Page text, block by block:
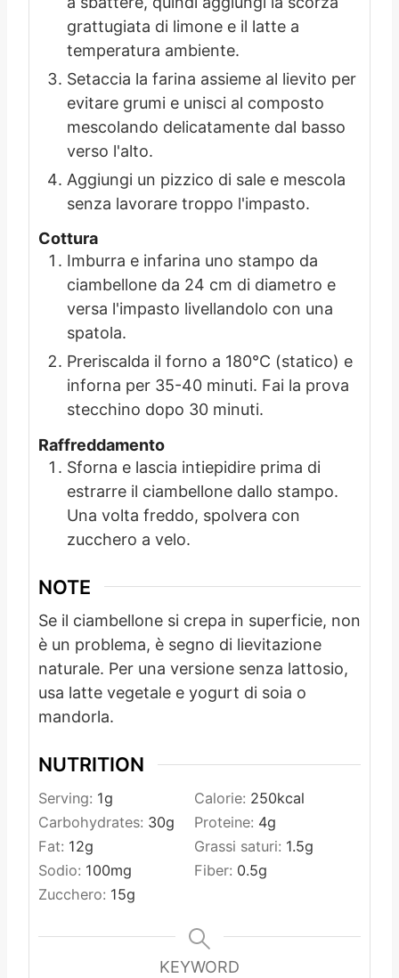
grattugiata di limone e il latte a
temperatura ambiente.
Setaccia la farina assieme al lievito per
evitare grumi e unisci al composto
mescolando delicatamente dal basso
verso l'alto.
Aggiungi un pizzico di sale e mescola
senza lavorare troppo l'impasto.
Cottura
Imburra e infarina uno stampo da
ciambellone da 24 cm di diametro e
versa l'impasto livellandolo con una
spatola.
Preriscalda il forno a 180°C (statico) e
inforna per 35-40 minuti. Fai la prova
stecchino dopo 30 minuti.
Raffreddamento
Sforna e lascia intiepidire prima di
estrarre il ciambellone dallo stampo.
Una volta freddo, spolvera con
zucchero a velo.
NOTE
Se il ciambellone si crepa in superficie, non
è un problema, è segno di lievitazione
naturale. Per una versione senza lattosio,
usa latte vegetale e yogurt di soia o
mandorla.
NUTRITION
Serving: 1g Calorie: 250kcal
Carbohydrates: 30g Proteine: 4g
Fat: 12g Grassi saturi: 1.5g
Sodio: 100mg Fiber: 0.5g
Zucchero: 15g
KEYWORD